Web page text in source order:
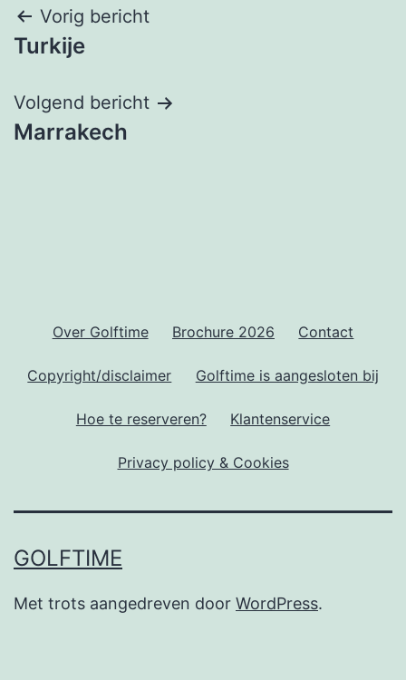
Bericht
navigatie
Vorig bericht
Turkije
Volgend bericht
Marrakech
Over Golftime Brochure 2026 Contact
Copyright/disclaimer Golftime is aangesloten bij
Hoe te reserveren? Klantenservice
Privacy policy & Cookies
GOLFTIME
Met trots aangedreven door WordPress.